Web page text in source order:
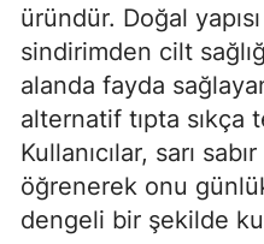
üründür. Doğal
sindirimden cilt
alanda fayda
alternatif tıpta sıkça
Kullanıcılar, sarı
öğrenerek onu
dengeli bir şekilde